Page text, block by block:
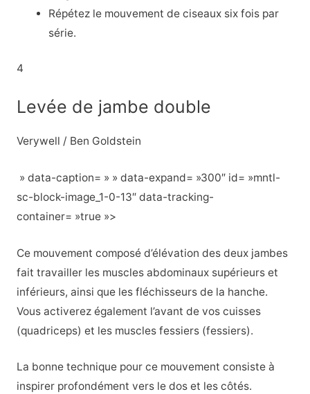
Répétez le mouvement de ciseaux six fois par
série.
4
Levée de jambe double
Verywell / Ben Goldstein
» data-caption= » » data-expand= »300″ id= »mntl-
sc-block-image_1-0-13″ data-tracking-
container= »true »>
Ce mouvement composé d’élévation des deux jambes
fait travailler les muscles abdominaux supérieurs et
inférieurs, ainsi que les fléchisseurs de la hanche.
Vous activerez également l’avant de vos cuisses
(quadriceps) et les muscles fessiers (fessiers).
La bonne technique pour ce mouvement consiste à
inspirer profondément vers le dos et les côtés.